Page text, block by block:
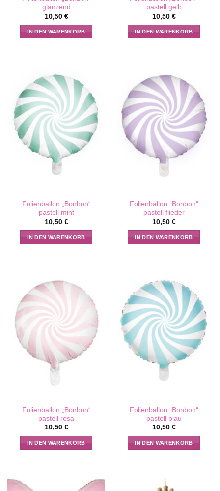
glänzend
10,50 €
IN DEN WARENKORB
pastell gelb
10,50 €
IN DEN WARENKORB
Folienballon „Bonbon“
pastell mint
10,50 €
IN DEN WARENKORB
Folienballon „Bonbon“
pastell flieder
10,50 €
IN DEN WARENKORB
Folienballon „Bonbon“
pastell rosa
10,50 €
IN DEN WARENKORB
Folienballon „Bonbon“
pastell blau
10,50 €
IN DEN WARENKORB